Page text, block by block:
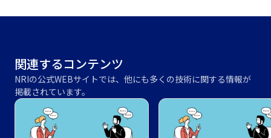
関連するコンテンツ
NRIの公式WEBサイトでは、他にも多くの技術に関する情報が
掲載されています。